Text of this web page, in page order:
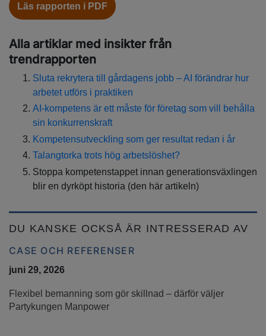
Läs rapporten i PDF
Alla artiklar med insikter från
trendrapporten
Sluta rekrytera till gårdagens jobb – AI förändrar hur
arbetet utförs i praktiken
AI-kompetens är ett måste för företag som vill behålla
sin konkurrenskraft
Kompetensutveckling som ger resultat redan i år
Talangtorka trots hög arbetslöshet?
Stoppa kompetenstappet innan generationsväxlingen
blir en dyrköpt historia (den här artikeln)
DU KANSKE OCKSÅ ÄR INTRESSERAD AV
CASE OCH REFERENSER
juni 29, 2026
Flexibel bemanning som gör skillnad – därför väljer
Partykungen Manpower